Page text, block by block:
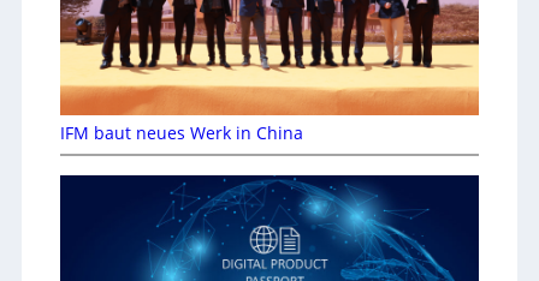
IFM baut neues Werk in China